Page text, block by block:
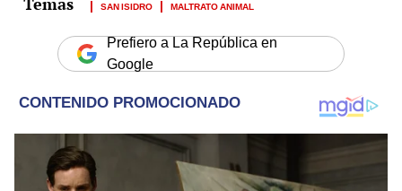
SAN ISIDRO MALTRATO ANIMAL
Prefiero a La República en
Google